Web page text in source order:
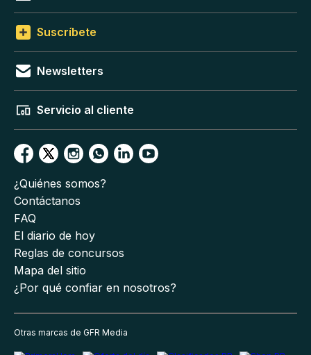
Suscríbete
Newsletters
Servicio al cliente
¿Quiénes somos?
Contáctanos
FAQ
El diario de hoy
Reglas de concursos
Mapa del sitio
¿Por qué confiar en nosotros?
Otras marcas de GFR Media